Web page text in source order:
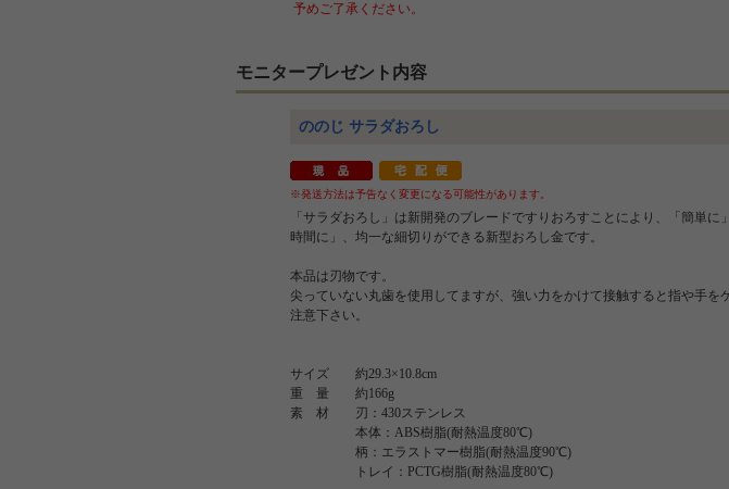
予めご了承ください。
モニタープレゼント内容
ののじ サラダおろし
※発送方法は予告なく変更になる可能性があります。
「サラダおろし」は新開発のブレードですりおろすことにより、「簡単に
時間に」、均一な細切りができる新型おろし金です。
本品は刃物です。
尖っていない丸歯を使用してますが、強い力をかけて接触すると指や手を
注意下さい。
サイズ 約29.3×10.8cm
重 量 約166g
素 材 刃：430ステンレス
本体：ABS樹脂(耐熱温度80℃)
柄：エラストマー樹脂(耐熱温度90℃)
トレイ：PCTG樹脂(耐熱温度80℃)